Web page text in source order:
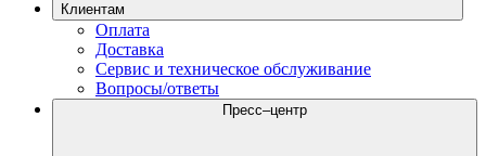
Клиентам
Оплата
Доставка
Сервис и техническое обслуживание
Вопросы/ответы
Пресс–центр